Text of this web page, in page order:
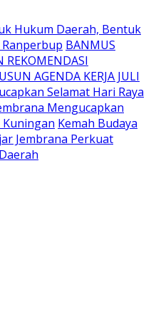
Hukum Daerah, Bentuk
Ranperbup BANMUS
REKOMENDASI
AGENDA KERJA JULI
Selamat Hari Raya
Mengucapkan
Kuningan Kemah Budaya
Jembrana Perkuat